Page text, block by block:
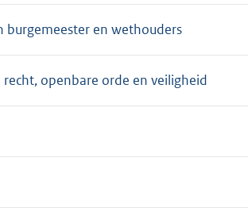
burgemeester en wethouders
recht, openbare orde en veiligheid